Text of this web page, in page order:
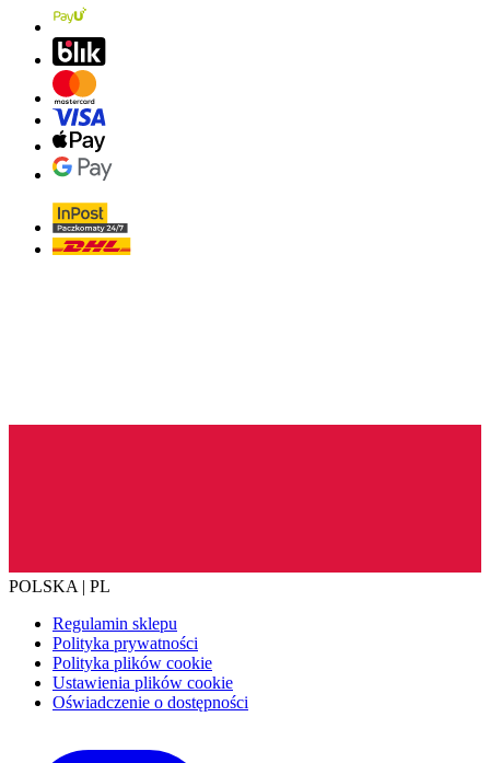
POLSKA | PL
Regulamin sklepu
Polityka prywatności
Polityka plików cookie
Ustawienia plików cookie
Oświadczenie o dostępności